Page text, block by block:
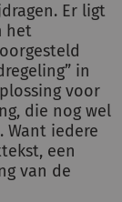
Er ligt
het
in
voor
die nog wel
iedere
een
van de